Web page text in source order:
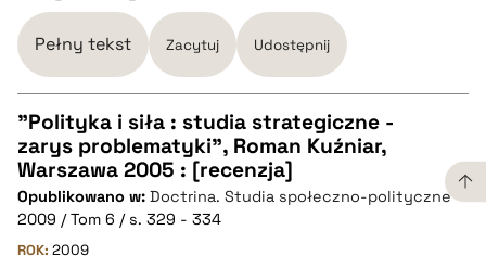
pobierz cytat
Pełny tekst Zacytuj Udostępnij
CZYSTY TEKST
pobierz cytat
"Polityka i siła : studia strategiczne -
zarys problematyki", Roman Kuźniar,
Warszawa 2005 : [recenzja]
Opublikowano w: Doctrina. Studia społeczno-polityczne
2009 / Tom 6 / s. 329 - 334
ROK: 2009